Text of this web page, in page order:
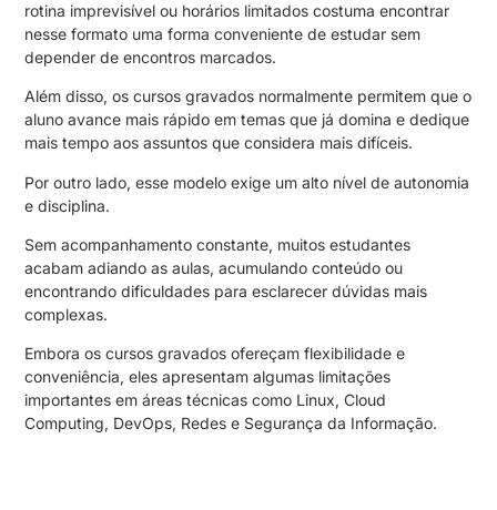
rotina imprevisível ou horários limitados costuma encontrar
nesse formato uma forma conveniente de estudar sem
depender de encontros marcados.
Além disso, os cursos gravados normalmente permitem que o
aluno avance mais rápido em temas que já domina e dedique
mais tempo aos assuntos que considera mais difíceis.
Por outro lado, esse modelo exige um alto nível de autonomia
e disciplina.
Sem acompanhamento constante, muitos estudantes
acabam adiando as aulas, acumulando conteúdo ou
encontrando dificuldades para esclarecer dúvidas mais
complexas.
Embora os cursos gravados ofereçam flexibilidade e
conveniência, eles apresentam algumas limitações
importantes em áreas técnicas como Linux, Cloud
Computing, DevOps, Redes e Segurança da Informação.